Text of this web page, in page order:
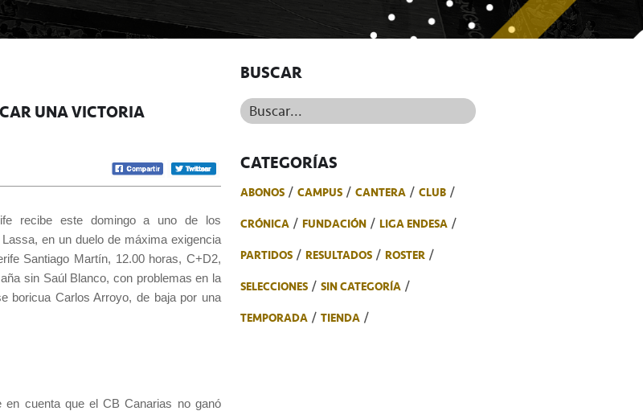
UNA VICTORIA
recibe este domingo a uno de los
en un duelo de máxima exigencia
Santiago Martín, 12.00 horas, C+D2,
sin Saúl Blanco, con problemas en la
boricua Carlos Arroyo, de baja por una
en cuenta que el CB Canarias no ganó
BUSCAR
Buscar...
CATEGORÍAS
ABONOS CAMPUS CANTERA
CLUB
CRÓNICA
FUNDACIÓN
LIGA ENDESA
PARTIDOS
RESULTADOS
ROSTER
SELECCIONES
SIN CATEGORÍA
TEMPORADA
TIENDA